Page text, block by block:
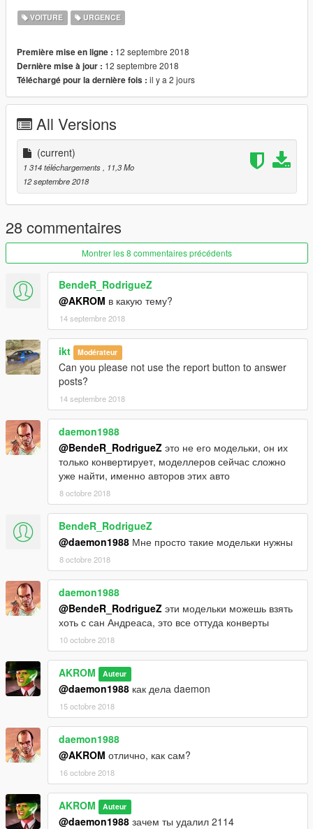
VOITURE URGENCE
Première mise en ligne : 12 septembre 2018
Dernière mise à jour : 12 septembre 2018
Téléchargé pour la dernière fois : il y a 2 jours
All Versions
(current)
1 314 téléchargements, 11,3 Mo
12 septembre 2018
28 commentaires
Montrer les 8 commentaires précédents
BendeR_RodrigueZ
@AKROM в какую тему?
14 septembre 2018
ikt Modérateur
Can you please not use the report button to answer
posts?
14 septembre 2018
daemon1988
@BendeR_RodrigueZ это не его модельки, он их
только конвертирует, моделлеров сейчас сложно
уже найти, именно авторов этих авто
8 octobre 2018
BendeR_RodrigueZ
@daemon1988 Мне просто такие модельки нужны
8 octobre 2018
daemon1988
@BendeR_RodrigueZ эти модельки можешь взять
хоть с сан Андреаса, это все оттуда конверты
10 octobre 2018
AKROM Auteur
@daemon1988 как дела daemon
15 octobre 2018
daemon1988
@AKROM отлично, как сам?
16 octobre 2018
AKROM Auteur
@daemon1988 зачем ты удалил 2114